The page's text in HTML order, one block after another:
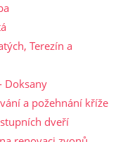
Terezín a
Doksany
a požehnání kříže
dveří